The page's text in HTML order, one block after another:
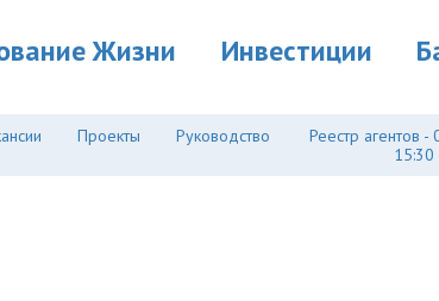
Жизни Инвестиции
Проекты Руководство
Реестр агентов -
15:30